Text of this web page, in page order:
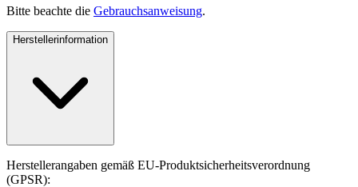
Bitte beachte die Gebrauchsanweisung.
Herstellerinformation
Herstellerangaben gemäß EU-Produktsicherheitsverordnung
(GPSR):